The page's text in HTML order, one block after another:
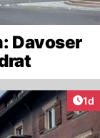
Davoser
1d